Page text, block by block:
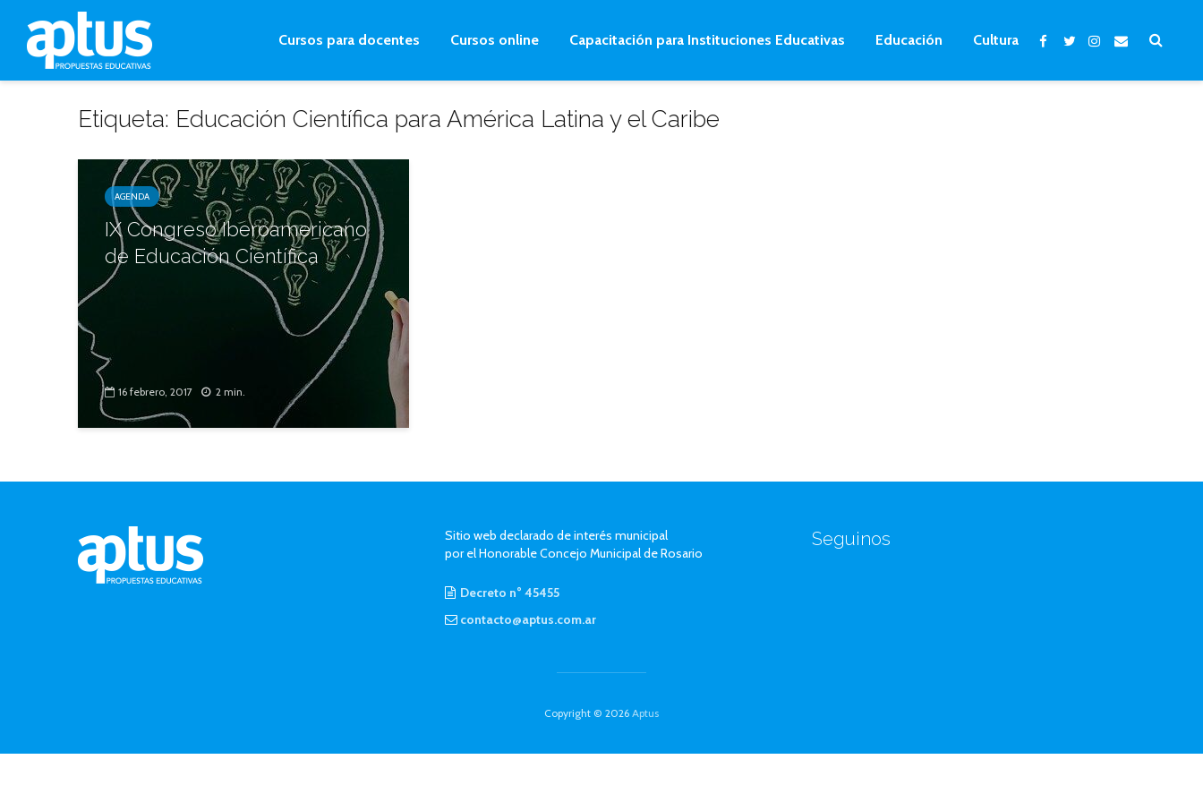
Cursos para docentes Cursos online Capacitación para Instituciones Educativas Educación Cultura
Etiqueta: Educación Científica para América Latina y el Caribe
AGENDA
IX Congreso Iberoamericano
de Educación Científica
16 febrero, 2017 2 min.
Sitio web declarado de interés municipal
por el Honorable Concejo Municipal de Rosario
Decreto n° 45455
contacto@aptus.com.ar
Seguinos
Copyright © 2026 Aptus